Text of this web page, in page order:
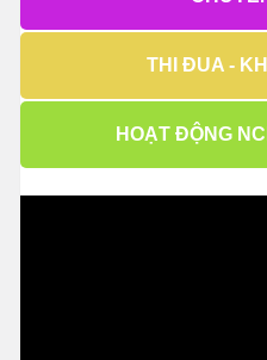
THI ĐUA -
HOẠT ĐỘNG